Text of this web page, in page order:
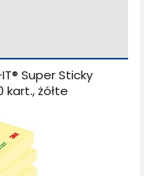
Super Sticky
kart., żółte